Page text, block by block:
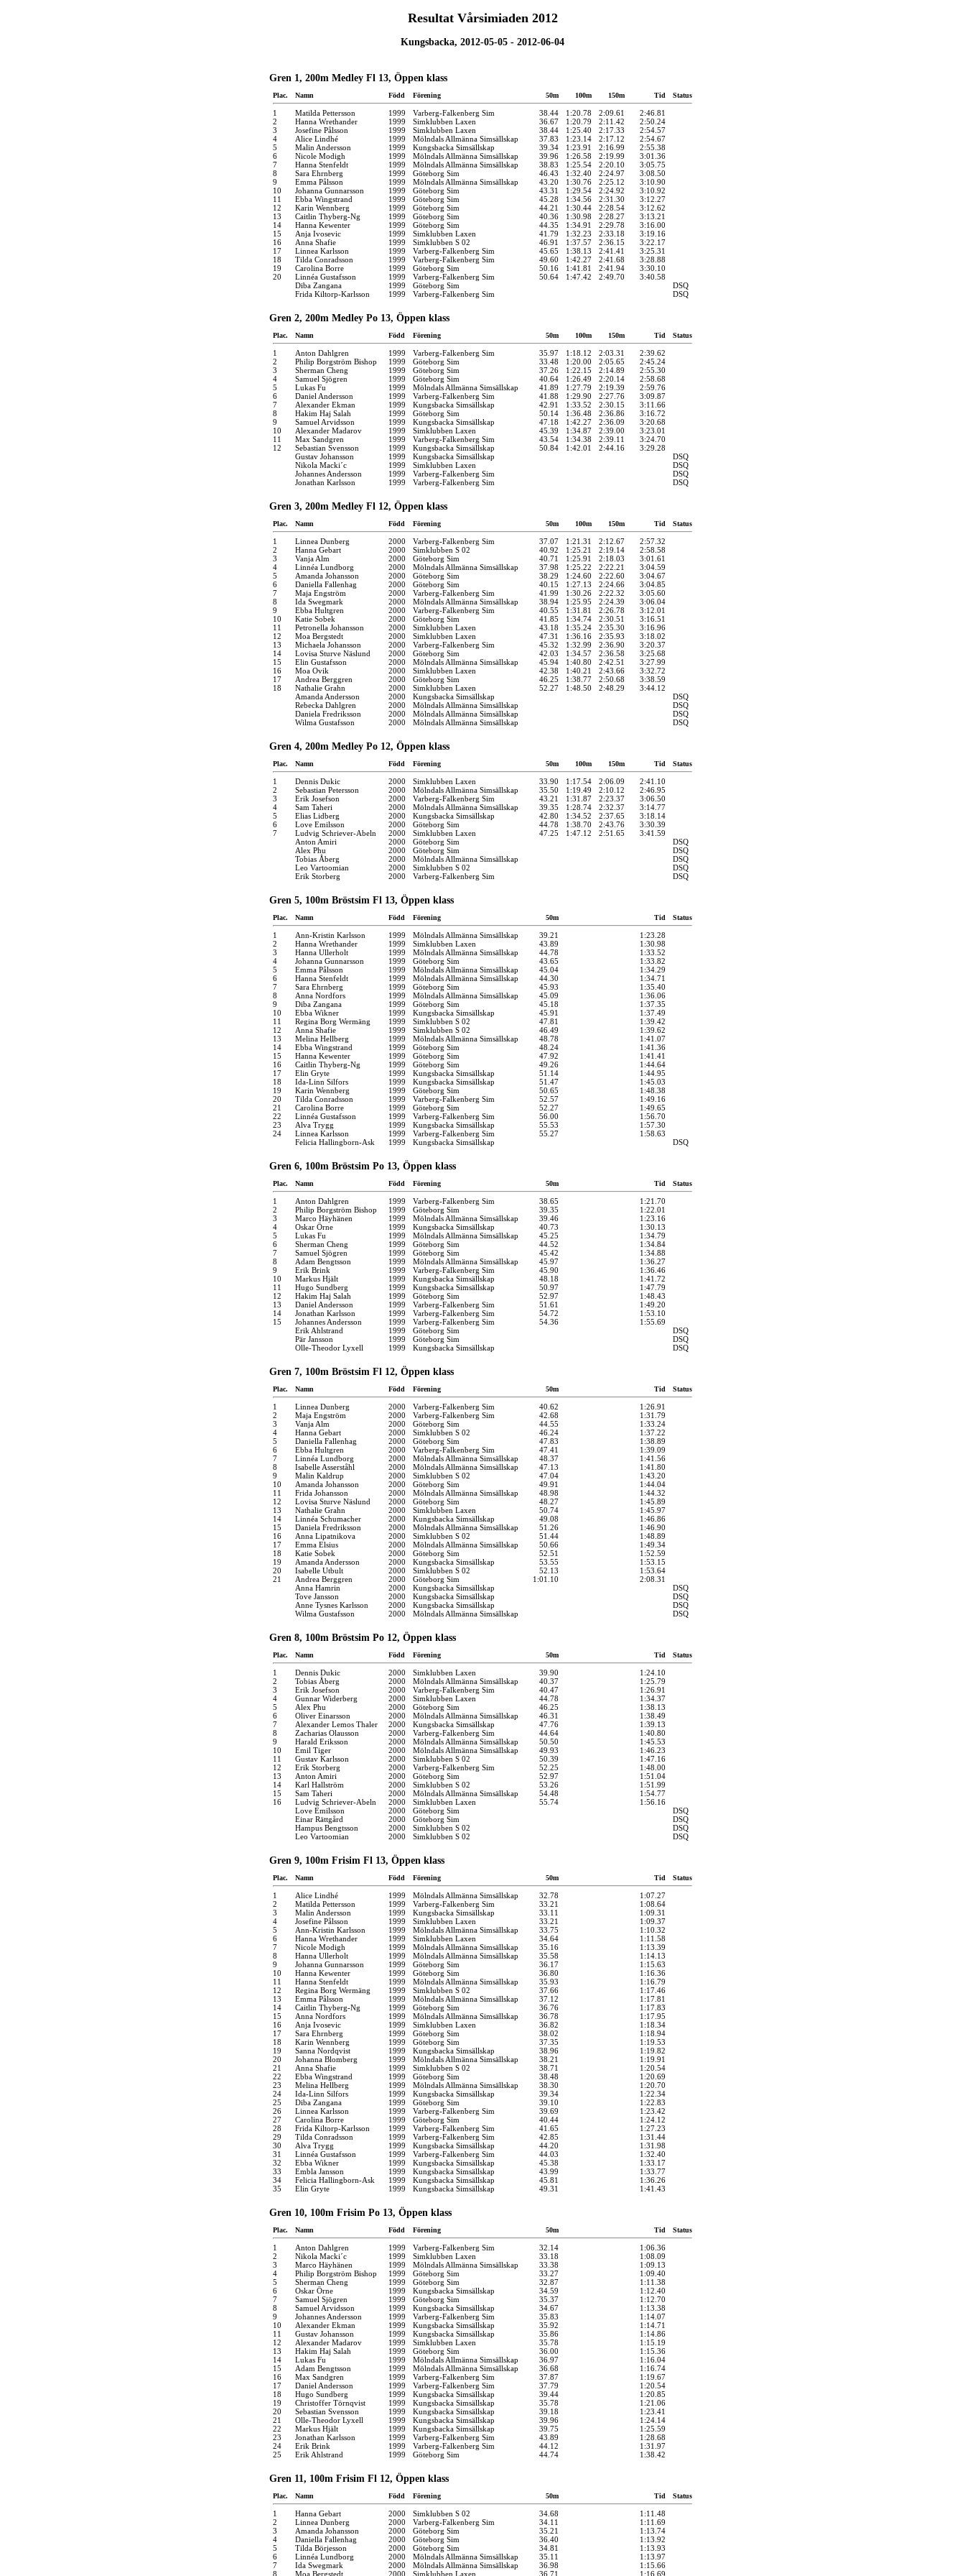
Resultat Vårsimiaden 2012
Kungsbacka, 2012-05-05 - 2012-06-04
Gren 1, 200m Medley Fl 13, Öppen klass
Plac. Namn Född Förening 50m 100m 150m Tid Status
1 Matilda Pettersson 1999 Varberg-Falkenberg Sim 38.44 1:20.78 2:09.61
2:46.81
2
Hanna Wrethander 1999 Simklubben Laxen 36.67 1:20.79 2:11.42
2:50.24
3
Josefine Pålsson 1999 Simklubben Laxen 38.44 1:25.40 2:17.33
2:54.57
4
Alice Lindhé 1999 Mölndals Allmänna Simsällskap 37.83 1:23.14 2:17.12
2:54.67
5
Malin Andersson 1999 Kungsbacka Simsällskap 39.34 1:23.91 2:16.99
2:55.38
6
Nicole Modigh 1999 Mölndals Allmänna Simsällskap 39.96 1:26.58 2:19.99
3:01.36
7
Hanna Stenfeldt 1999 Mölndals Allmänna Simsällskap 38.83 1:25.54 2:20.10
3:05.75
8
Sara Ehrnberg 1999 Göteborg Sim 46.43 1:32.40 2:24.97
3:08.50
9
Emma Pålsson 1999 Mölndals Allmänna Simsällskap 43.20 1:30.76 2:25.12
3:10.90
10
Johanna Gunnarsson 1999 Göteborg Sim 43.31 1:29.54 2:24.92
3:10.92
11
Ebba Wingstrand 1999 Göteborg Sim 45.28 1:34.56 2:31.30
3:12.27
12
Karin Wennberg 1999 Göteborg Sim 44.21 1:30.44 2:28.54
3:12.62
13
Caitlin Thyberg-Ng 1999 Göteborg Sim 40.36 1:30.98 2:28.27
3:13.21
14
Hanna Kewenter 1999 Göteborg Sim 44.35 1:34.91 2:29.78
3:16.00
15
Anja Ivosevic 1999 Simklubben Laxen 41.79 1:32.23 2:33.18
3:19.16
16
Anna Shafie 1999 Simklubben S 02 46.91 1:37.57 2:36.15
3:22.17
17
Linnea Karlsson 1999 Varberg-Falkenberg Sim 45.65 1:38.13 2:41.41
3:25.31
18
Tilda Conradsson 1999 Varberg-Falkenberg Sim 49.60 1:42.27 2:41.68
3:28.88
19
Carolina Borre 1999 Göteborg Sim 50.16 1:41.81 2:41.94
3:30.10
20
Linnéa Gustafsson 1999 Varberg-Falkenberg Sim 50.64 1:47.42 2:49.70
3:40.58
Diba Zangana
1999 Göteborg Sim
DSQ
Frida Kiltorp-Karlsson
1999 Varberg-Falkenberg Sim DSQ
Gren 2, 200m Medley Po 13, Öppen klass
Plac. Namn Född Förening 50m 100m 150m Tid Status
1 Anton Dahlgren 1999 Varberg-Falkenberg Sim 35.97 1:18.12 2:03.31
2:39.62
2
Philip Borgström Bishop 1999 Göteborg Sim 33.48 1:20.00 2:05.65
2:45.24
3
Sherman Cheng 1999 Göteborg Sim 37.26 1:22.15 2:14.89
2:55.30
4
Samuel Sjögren 1999 Göteborg Sim 40.64 1:26.49 2:20.14
2:58.68
5
Lukas Fu 1999 Mölndals Allmänna Simsällskap 41.89 1:27.79 2:19.39
2:59.76
6
Daniel Andersson 1999 Varberg-Falkenberg Sim 41.88 1:29.90 2:27.76
3:09.87
7
Alexander Ekman 1999 Kungsbacka Simsällskap 42.91 1:33.52 2:30.15
3:11.66
8
Hakim Haj Salah 1999 Göteborg Sim 50.14 1:36.48 2:36.86
3:16.72
9
Samuel Arvidsson 1999 Kungsbacka Simsällskap 47.18 1:42.27 2:36.09
3:20.68
10
Alexander Madarov 1999 Simklubben Laxen 45.39 1:34.87 2:39.00
3:23.01
11
Max Sandgren 1999 Varberg-Falkenberg Sim 43.54 1:34.38 2:39.11
3:24.70
12
Sebastian Svensson 1999 Kungsbacka Simsällskap 50.84 1:42.01 2:44.16
3:29.28
Gustav Johansson
1999 Kungsbacka Simsällskap
DSQ
Nikola Macki´c
1999 Simklubben Laxen
DSQ
Johannes Andersson
1999 Varberg-Falkenberg Sim
DSQ
Jonathan Karlsson
1999 Varberg-Falkenberg Sim DSQ
Gren 3, 200m Medley Fl 12, Öppen klass
Plac. Namn Född Förening 50m 100m 150m Tid Status
1 Linnea Dunberg 2000 Varberg-Falkenberg Sim 37.07 1:21.31 2:12.67
2:57.32
2
Hanna Gebart 2000 Simklubben S 02 40.92 1:25.21 2:19.14
2:58.58
3
Vanja Alm 2000 Göteborg Sim 40.71 1:25.91 2:18.03
3:01.61
4
Linnéa Lundborg 2000 Mölndals Allmänna Simsällskap 37.98 1:25.22 2:22.21
3:04.59
5
Amanda Johansson 2000 Göteborg Sim 38.29 1:24.60 2:22.60
3:04.67
6
Daniella Fallenhag 2000 Göteborg Sim 40.15 1:27.13 2:24.66
3:04.85
7
Maja Engström 2000 Varberg-Falkenberg Sim 41.99 1:30.26 2:22.32
3:05.60
8
Ida Swegmark 2000 Mölndals Allmänna Simsällskap 38.94 1:25.95 2:24.39
3:06.04
9
Ebba Hultgren 2000 Varberg-Falkenberg Sim 40.55 1:31.81 2:26.78
3:12.01
10
Katie Sobek 2000 Göteborg Sim 41.85 1:34.74 2:30.51
3:16.51
11
Petronella Johansson 2000 Simklubben Laxen 43.18 1:35.24 2:35.30
3:16.96
12
Moa Bergstedt 2000 Simklubben Laxen 47.31 1:36.16 2:35.93
3:18.02
13
Michaela Johansson 2000 Varberg-Falkenberg Sim 45.32 1:32.99 2:36.90
3:20.37
14
Lovisa Sturve Näslund 2000 Göteborg Sim 42.03 1:34.57 2:36.58
3:25.68
15
Elin Gustafsson 2000 Mölndals Allmänna Simsällskap 45.94 1:40.80 2:42.51
3:27.99
16
Moa Ovik 2000 Simklubben Laxen 42.38 1:40.21 2:43.66
3:32.72
17
Andrea Berggren 2000 Göteborg Sim 46.25 1:38.77 2:50.68
3:38.59
18
Nathalie Grahn 2000 Simklubben Laxen 52.27 1:48.50 2:48.29
3:44.12
Amanda Andersson
2000 Kungsbacka Simsällskap
DSQ
Rebecka Dahlgren
2000 Mölndals Allmänna Simsällskap
DSQ
Daniela Fredriksson
2000 Mölndals Allmänna Simsällskap
DSQ
Wilma Gustafsson
2000 Mölndals Allmänna Simsällskap DSQ
Gren 4, 200m Medley Po 12, Öppen klass
Plac. Namn Född Förening 50m 100m 150m Tid Status
1 Dennis Dukic 2000 Simklubben Laxen 33.90 1:17.54 2:06.09
2:41.10
2
Sebastian Petersson 2000 Mölndals Allmänna Simsällskap 35.50 1:19.49 2:10.12
2:46.95
3
Erik Josefson 2000 Varberg-Falkenberg Sim 43.21 1:31.87 2:23.37
3:06.50
4
Sam Taheri 2000 Mölndals Allmänna Simsällskap 39.35 1:28.74 2:32.37
3:14.77
5
Elias Lidberg 2000 Kungsbacka Simsällskap 42.80 1:34.52 2:37.65
3:18.14
6
Love Emilsson 2000 Göteborg Sim 44.78 1:38.70 2:43.76
3:30.39
7
Ludvig Schriever-Abeln 2000 Simklubben Laxen 47.25 1:47.12 2:51.65
3:41.59
Anton Amiri
2000 Göteborg Sim
DSQ
Alex Phu
2000 Göteborg Sim
DSQ
Tobias Åberg
2000 Mölndals Allmänna Simsällskap
DSQ
Leo Vartoomian
2000 Simklubben S 02
DSQ
Erik Storberg
2000 Varberg-Falkenberg Sim DSQ
Gren 5, 100m Bröstsim Fl 13, Öppen klass
Plac. Namn Född Förening 50m Tid Status
1 Ann-Kristin Karlsson 1999 Mölndals Allmänna Simsällskap 39.21
1:23.28
2
Hanna Wrethander 1999 Simklubben Laxen 43.89
1:30.98
3
Hanna Ullerholt 1999 Mölndals Allmänna Simsällskap 44.78
1:33.52
4
Johanna Gunnarsson 1999 Göteborg Sim 43.65
1:33.82
5
Emma Pålsson 1999 Mölndals Allmänna Simsällskap 45.04
1:34.29
6
Hanna Stenfeldt 1999 Mölndals Allmänna Simsällskap 44.30
1:34.71
7
Sara Ehrnberg 1999 Göteborg Sim 45.93
1:35.40
8
Anna Nordfors 1999 Mölndals Allmänna Simsällskap 45.09
1:36.06
9
Diba Zangana 1999 Göteborg Sim 45.18
1:37.35
10
Ebba Wikner 1999 Kungsbacka Simsällskap 45.91
1:37.49
11
Regina Borg Wermäng 1999 Simklubben S 02 47.81
1:39.42
12
Anna Shafie 1999 Simklubben S 02 46.49
1:39.62
13
Melina Hellberg 1999 Mölndals Allmänna Simsällskap 48.78
1:41.07
14
Ebba Wingstrand 1999 Göteborg Sim 48.24
1:41.36
15
Hanna Kewenter 1999 Göteborg Sim 47.92
1:41.41
16
Caitlin Thyberg-Ng 1999 Göteborg Sim 49.26
1:44.64
17
Elin Gryte 1999 Kungsbacka Simsällskap 51.14
1:44.95
18
Ida-Linn Silfors 1999 Kungsbacka Simsällskap 51.47
1:45.03
19
Karin Wennberg 1999 Göteborg Sim 50.65
1:48.38
20
Tilda Conradsson 1999 Varberg-Falkenberg Sim 52.57
1:49.16
21
Carolina Borre 1999 Göteborg Sim 52.27
1:49.65
22
Linnéa Gustafsson 1999 Varberg-Falkenberg Sim 56.00
1:56.70
23
Alva Trygg 1999 Kungsbacka Simsällskap 55.53
1:57.30
24
Linnea Karlsson 1999 Varberg-Falkenberg Sim 55.27
1:58.63
Felicia Hallingborn-Ask
1999 Kungsbacka Simsällskap DSQ
Gren 6, 100m Bröstsim Po 13, Öppen klass
Plac. Namn Född Förening 50m Tid Status
1 Anton Dahlgren 1999 Varberg-Falkenberg Sim 38.65
1:21.70
2
Philip Borgström Bishop 1999 Göteborg Sim 39.35
1:22.01
3
Marco Häyhänen 1999 Mölndals Allmänna Simsällskap 39.46
1:23.16
4
Oskar Örne 1999 Kungsbacka Simsällskap 40.73
1:30.13
5
Lukas Fu 1999 Mölndals Allmänna Simsällskap 45.25
1:34.79
6
Sherman Cheng 1999 Göteborg Sim 44.52
1:34.84
7
Samuel Sjögren 1999 Göteborg Sim 45.42
1:34.88
8
Adam Bengtsson 1999 Mölndals Allmänna Simsällskap 45.97
1:36.27
9
Erik Brink 1999 Varberg-Falkenberg Sim 45.90
1:36.46
10
Markus Hjält 1999 Kungsbacka Simsällskap 48.18
1:41.72
11
Hugo Sundberg 1999 Kungsbacka Simsällskap 50.97
1:47.79
12
Hakim Haj Salah 1999 Göteborg Sim 52.97
1:48.43
13
Daniel Andersson 1999 Varberg-Falkenberg Sim 51.61
1:49.20
14
Jonathan Karlsson 1999 Varberg-Falkenberg Sim 54.72
1:53.10
15
Johannes Andersson 1999 Varberg-Falkenberg Sim 54.36
1:55.69
Erik Ahlstrand
1999 Göteborg Sim
DSQ
Pär Jansson
1999 Göteborg Sim
DSQ
Olle-Theodor Lyxell
1999 Kungsbacka Simsällskap DSQ
Gren 7, 100m Bröstsim Fl 12, Öppen klass
Plac. Namn Född Förening 50m Tid Status
1 Linnea Dunberg 2000 Varberg-Falkenberg Sim 40.62
1:26.91
2
Maja Engström 2000 Varberg-Falkenberg Sim 42.68
1:31.79
3
Vanja Alm 2000 Göteborg Sim 44.55
1:33.24
4
Hanna Gebart 2000 Simklubben S 02 46.24
1:37.22
5
Daniella Fallenhag 2000 Göteborg Sim 47.83
1:38.89
6
Ebba Hultgren 2000 Varberg-Falkenberg Sim 47.41
1:39.09
7
Linnéa Lundborg 2000 Mölndals Allmänna Simsällskap 48.37
1:41.56
8
Isabelle Asserståhl 2000 Mölndals Allmänna Simsällskap 47.13
1:41.80
9
Malin Kaldrup 2000 Simklubben S 02 47.04
1:43.20
10
Amanda Johansson 2000 Göteborg Sim 49.91
1:44.04
11
Frida Johansson 2000 Mölndals Allmänna Simsällskap 48.98
1:44.32
12
Lovisa Sturve Näslund 2000 Göteborg Sim 48.27
1:45.89
13
Nathalie Grahn 2000 Simklubben Laxen 50.74
1:45.97
14
Linnéa Schumacher 2000 Kungsbacka Simsällskap 49.08
1:46.86
15
Daniela Fredriksson 2000 Mölndals Allmänna Simsällskap 51.26
1:46.90
16
Anna Lipatnikova 2000 Simklubben S 02 51.44
1:48.89
17
Emma Elsius 2000 Mölndals Allmänna Simsällskap 50.66
1:49.34
18
Katie Sobek 2000 Göteborg Sim 52.51
1:52.59
19
Amanda Andersson 2000 Kungsbacka Simsällskap 53.55
1:53.15
20
Isabelle Utbult 2000 Simklubben S 02 52.13
1:53.64
21
Andrea Berggren 2000 Göteborg Sim 1:01.10
2:08.31
Anna Hamrin
2000 Kungsbacka Simsällskap
DSQ
Tove Jansson
2000 Kungsbacka Simsällskap
DSQ
Anne Tysnes Karlsson
2000 Kungsbacka Simsällskap
DSQ
Wilma Gustafsson
2000 Mölndals Allmänna Simsällskap DSQ
Gren 8, 100m Bröstsim Po 12, Öppen klass
Plac. Namn Född Förening 50m Tid Status
1 Dennis Dukic 2000 Simklubben Laxen 39.90
1:24.10
2
Tobias Åberg 2000 Mölndals Allmänna Simsällskap 40.37
1:25.79
3
Erik Josefson 2000 Varberg-Falkenberg Sim 40.47
1:26.91
4
Gunnar Widerberg 2000 Simklubben Laxen 44.78
1:34.37
5
Alex Phu 2000 Göteborg Sim 46.25
1:38.13
6
Oliver Einarsson 2000 Mölndals Allmänna Simsällskap 46.31
1:38.49
7
Alexander Lemos Thaler 2000 Kungsbacka Simsällskap 47.76
1:39.13
8
Zacharias Olausson 2000 Varberg-Falkenberg Sim 44.64
1:40.80
9
Harald Eriksson 2000 Mölndals Allmänna Simsällskap 50.50
1:45.53
10
Emil Tiger 2000 Mölndals Allmänna Simsällskap 49.93
1:46.23
11
Gustav Karlsson 2000 Simklubben S 02 50.39
1:47.16
12
Erik Storberg 2000 Varberg-Falkenberg Sim 52.25
1:48.00
13
Anton Amiri 2000 Göteborg Sim 52.97
1:51.04
14
Karl Hallström 2000 Simklubben S 02 53.26
1:51.99
15
Sam Taheri 2000 Mölndals Allmänna Simsällskap 54.48
1:54.77
16
Ludvig Schriever-Abeln 2000 Simklubben Laxen 55.74
1:56.16
Love Emilsson
2000 Göteborg Sim
DSQ
Einar Rättgård
2000 Göteborg Sim
DSQ
Hampus Bengtsson
2000 Simklubben S 02
DSQ
Leo Vartoomian
2000 Simklubben S 02 DSQ
Gren 9, 100m Frisim Fl 13, Öppen klass
Plac. Namn Född Förening 50m Tid Status
1 Alice Lindhé 1999 Mölndals Allmänna Simsällskap 32.78
1:07.27
2
Matilda Pettersson 1999 Varberg-Falkenberg Sim 33.21
1:08.64
3
Malin Andersson 1999 Kungsbacka Simsällskap 33.11
1:09.31
4
Josefine Pålsson 1999 Simklubben Laxen 33.21
1:09.37
5
Ann-Kristin Karlsson 1999 Mölndals Allmänna Simsällskap 33.75
1:10.32
6
Hanna Wrethander 1999 Simklubben Laxen 34.64
1:11.58
7
Nicole Modigh 1999 Mölndals Allmänna Simsällskap 35.16
1:13.39
8
Hanna Ullerholt 1999 Mölndals Allmänna Simsällskap 35.58
1:14.13
9
Johanna Gunnarsson 1999 Göteborg Sim 36.17
1:15.63
10
Hanna Kewenter 1999 Göteborg Sim 36.80
1:16.36
11
Hanna Stenfeldt 1999 Mölndals Allmänna Simsällskap 35.93
1:16.79
12
Regina Borg Wermäng 1999 Simklubben S 02 37.66
1:17.46
13
Emma Pålsson 1999 Mölndals Allmänna Simsällskap 37.12
1:17.81
14
Caitlin Thyberg-Ng 1999 Göteborg Sim 36.76
1:17.83
15
Anna Nordfors 1999 Mölndals Allmänna Simsällskap 36.78
1:17.95
16
Anja Ivosevic 1999 Simklubben Laxen 36.82
1:18.34
17
Sara Ehrnberg 1999 Göteborg Sim 38.02
1:18.94
18
Karin Wennberg 1999 Göteborg Sim 37.35
1:19.53
19
Sanna Nordqvist 1999 Kungsbacka Simsällskap 38.96
1:19.82
20
Johanna Blomberg 1999 Mölndals Allmänna Simsällskap 38.21
1:19.91
21
Anna Shafie 1999 Simklubben S 02 38.71
1:20.54
22
Ebba Wingstrand 1999 Göteborg Sim 38.48
1:20.69
23
Melina Hellberg 1999 Mölndals Allmänna Simsällskap 38.30
1:20.70
24
Ida-Linn Silfors 1999 Kungsbacka Simsällskap 39.34
1:22.34
25
Diba Zangana 1999 Göteborg Sim 39.10
1:22.83
26
Linnea Karlsson 1999 Varberg-Falkenberg Sim 39.69
1:23.42
27
Carolina Borre 1999 Göteborg Sim 40.44
1:24.12
28
Frida Kiltorp-Karlsson 1999 Varberg-Falkenberg Sim 41.65
1:27.23
29
Tilda Conradsson 1999 Varberg-Falkenberg Sim 42.85
1:31.44
30
Alva Trygg 1999 Kungsbacka Simsällskap 44.20
1:31.98
31
Linnéa Gustafsson 1999 Varberg-Falkenberg Sim 44.03
1:32.40
32
Ebba Wikner 1999 Kungsbacka Simsällskap 45.38
1:33.17
33
Embla Jansson 1999 Kungsbacka Simsällskap 43.99
1:33.77
34
Felicia Hallingborn-Ask 1999 Kungsbacka Simsällskap 45.81
1:36.26
35
Elin Gryte 1999 Kungsbacka Simsällskap 49.31 1:41.43
Gren 10, 100m Frisim Po 13, Öppen klass
Plac. Namn Född Förening 50m Tid Status
1 Anton Dahlgren 1999 Varberg-Falkenberg Sim 32.14
1:06.36
2
Nikola Macki´c 1999 Simklubben Laxen 33.18
1:08.09
3
Marco Häyhänen 1999 Mölndals Allmänna Simsällskap 33.38
1:09.13
4
Philip Borgström Bishop 1999 Göteborg Sim 33.27
1:09.40
5
Sherman Cheng 1999 Göteborg Sim 32.87
1:11.38
6
Oskar Örne 1999 Kungsbacka Simsällskap 34.59
1:12.40
7
Samuel Sjögren 1999 Göteborg Sim 35.37
1:12.70
8
Samuel Arvidsson 1999 Kungsbacka Simsällskap 34.67
1:13.38
9
Johannes Andersson 1999 Varberg-Falkenberg Sim 35.83
1:14.07
10
Alexander Ekman 1999 Kungsbacka Simsällskap 35.92
1:14.71
11
Gustav Johansson 1999 Kungsbacka Simsällskap 35.86
1:14.86
12
Alexander Madarov 1999 Simklubben Laxen 35.78
1:15.19
13
Hakim Haj Salah 1999 Göteborg Sim 36.00
1:15.36
14
Lukas Fu 1999 Mölndals Allmänna Simsällskap 36.97
1:16.04
15
Adam Bengtsson 1999 Mölndals Allmänna Simsällskap 36.68
1:16.74
16
Max Sandgren 1999 Varberg-Falkenberg Sim 37.87
1:19.67
17
Daniel Andersson 1999 Varberg-Falkenberg Sim 37.79
1:20.54
18
Hugo Sundberg 1999 Kungsbacka Simsällskap 39.44
1:20.85
19
Christoffer Törnqvist 1999 Kungsbacka Simsällskap 35.78
1:21.06
20
Sebastian Svensson 1999 Kungsbacka Simsällskap 39.18
1:23.41
21
Olle-Theodor Lyxell 1999 Kungsbacka Simsällskap 39.96
1:24.14
22
Markus Hjält 1999 Kungsbacka Simsällskap 39.75
1:25.59
23
Jonathan Karlsson 1999 Varberg-Falkenberg Sim 43.89
1:28.68
24
Erik Brink 1999 Varberg-Falkenberg Sim 44.12
1:31.97
25
Erik Ahlstrand 1999 Göteborg Sim 44.74 1:38.42
Gren 11, 100m Frisim Fl 12, Öppen klass
Plac. Namn Född Förening 50m Tid Status
1 Hanna Gebart 2000 Simklubben S 02 34.68
1:11.48
2
Linnea Dunberg 2000 Varberg-Falkenberg Sim 34.11
1:11.69
3
Amanda Johansson 2000 Göteborg Sim 35.21
1:13.74
4
Daniella Fallenhag 2000 Göteborg Sim 36.40
1:13.92
5
Tilda Börjesson 2000 Göteborg Sim 34.81
1:13.93
6
Linnéa Lundborg 2000 Mölndals Allmänna Simsällskap 35.11
1:13.97
7
Ida Swegmark 2000 Mölndals Allmänna Simsällskap 36.98
1:15.66
8
Moa Bergstedt 2000 Simklubben Laxen 36.71 1:16.69